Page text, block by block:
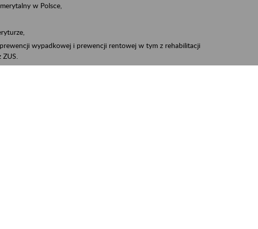
w Polsce,
wypadkowej i prewencji rentowej w tym z rehabilitacji